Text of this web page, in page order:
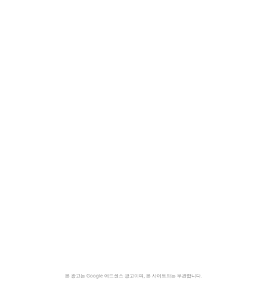
본 광고는 Google 애드센스 광고이며, 본 사이트와는 무관합니다.